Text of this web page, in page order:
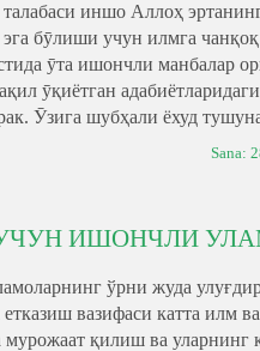
иншо Аллоҳ
эга бӯлиши учун илмга
ӯта ишончли манбалар
ӯқиётган
Ӯзига шубҳали ёхуд
Sana:
ИШОНЧЛИ
ўрни жуда
етказиш вазифаси катта илм
мурожаат қилиш ва уларнинг